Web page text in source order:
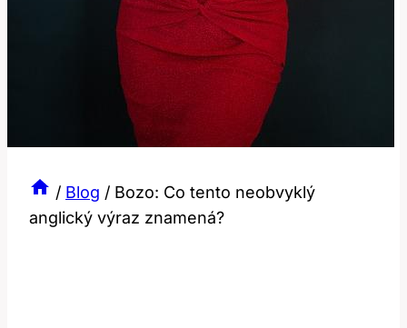
/ Blog / Bozo: Co tento neobvyklý
anglický výraz znamená?